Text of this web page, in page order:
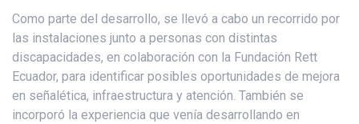
Como parte del desarrollo, se llevó a cabo un recorrido por
las instalaciones junto a personas con distintas
discapacidades, en colaboración con la Fundación Rett
Ecuador, para identificar posibles oportunidades de mejora
en señalética, infraestructura y atención. También se
incorporó la experiencia que venía desarrollando en